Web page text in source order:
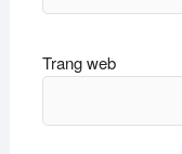
Trang web